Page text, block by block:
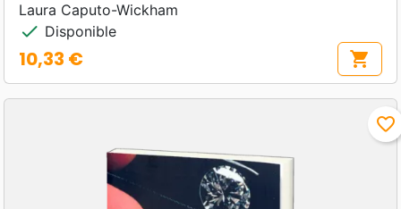
Laura Caputo-Wickham
check Disponible
Prix
10,33 € shopping_cart
favorite_border